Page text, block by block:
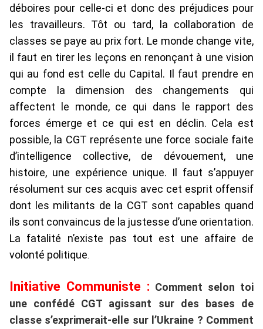
déboires pour celle-ci et donc des préjudices pour
les travailleurs. Tôt ou tard, la collaboration de
classes se paye au prix fort. Le monde change vite,
il faut en tirer les leçons en renonçant à une vision
qui au fond est celle du Capital. Il faut prendre en
compte la dimension des changements qui
affectent le monde, ce qui dans le rapport des
forces émerge et ce qui est en déclin. Cela est
possible, la CGT représente une force sociale faite
d’intelligence collective, de dévouement, une
histoire, une expérience unique. Il faut s’appuyer
résolument sur ces acquis avec cet esprit offensif
dont les militants de la CGT sont capables quand
ils sont convaincus de la justesse d’une orientation.
La fatalité n’existe pas tout est une affaire de
volonté politique.
Initiative Communiste : Comment selon toi
une confédé CGT agissant sur des bases de
classe s’exprimerait-elle sur l’Ukraine ? Comment